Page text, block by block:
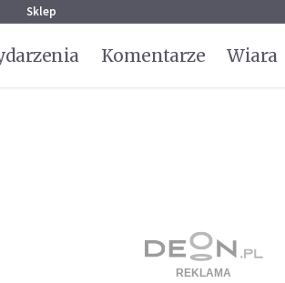
Sklep
Komentarze Wiara